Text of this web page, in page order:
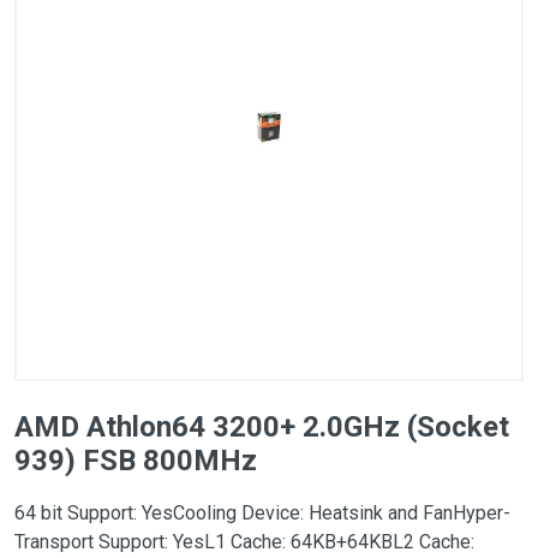
AMD Athlon64 3200+ 2.0GHz (Socket
939) FSB 800MHz
64 bit Support: YesCooling Device: Heatsink and FanHyper-
Transport Support: YesL1 Cache: 64KB+64KBL2 Cache: